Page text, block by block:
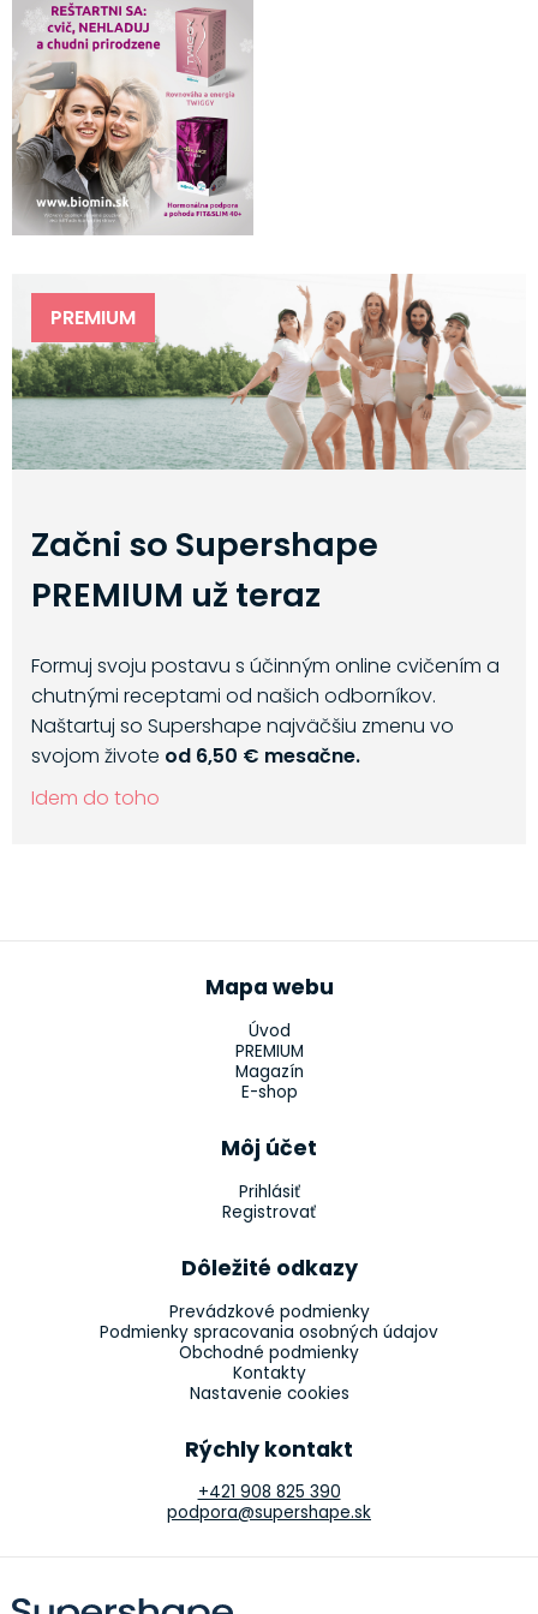
PREMIUM
Začni so Supershape
PREMIUM už teraz
Formuj svoju postavu s účinným online cvičením a
chutnými receptami od našich odborníkov.
Naštartuj so Supershape najväčšiu zmenu vo
svojom živote od 6,50 € mesačne.
Idem do toho
Mapa webu
Úvod
PREMIUM
Magazín
E-shop
Môj účet
Prihlásiť
Registrovať
Dôležité odkazy
Prevádzkové podmienky
Podmienky spracovania osobných údajov
Obchodné podmienky
Kontakty
Nastavenie cookies
Rýchly kontakt
+421 908 825 390
podpora@supershape.sk